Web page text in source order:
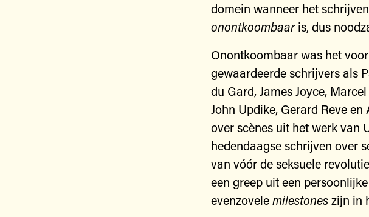
domein wanneer het
onontkoombaaris, dus
Onontkoombaar was het
gewaardeerde schrijvers als
du Gard, James Joyce,
John Updike, Gerard Reve
over scènes uit het werk van
hedendaagse schrijven over
van vóór de seksuele
een greep uit een
evenzovelemilestoneszijn in